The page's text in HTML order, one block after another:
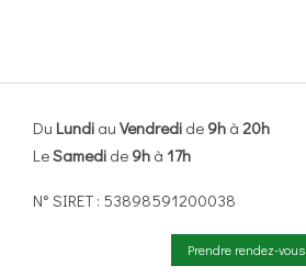
Du Lundi au Vendredi de 9h à 20h
LeSamedi de 9h à 17h
N° SIRET : 53898591200038
Prendre rendez-vous